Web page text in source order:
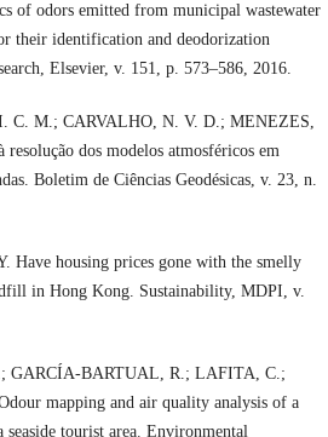
of odors emitted from municipal wastewater
their identification and deodorization
Elsevier, v. 151, p. 573–586, 2016.
C. M.; CARVALHO, N. V. D.; MENEZES,
resolução dos modelos atmosféricos em
Boletim de Ciências Geodésicas, v. 23, n.
housing prices gone with the smelly
in Hong Kong. Sustainability, MDPI, v.
GARCÍA-BARTUAL, R.; LAFITA, C.;
mapping and air quality analysis of a
seaside tourist area. Environmental